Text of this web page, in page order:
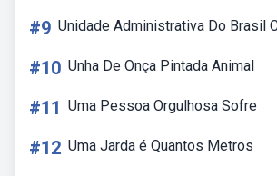
#9 Unidade Administrativa Do Brasil
#10 Unha De Onça Pintada Animal
#11 Uma Pessoa Orgulhosa Sofre
#12 Uma Jarda é Quantos Metros